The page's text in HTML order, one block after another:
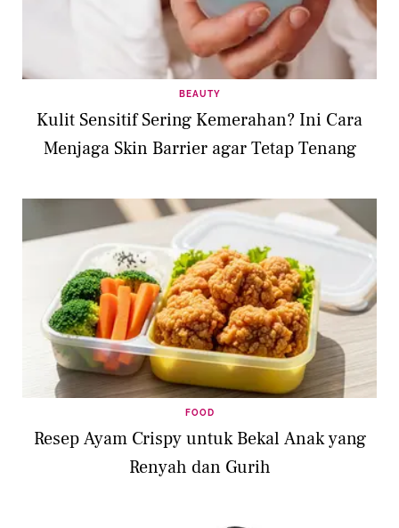
BEAUTY
Kulit Sensitif Sering Kemerahan? Ini Cara
Menjaga Skin Barrier agar Tetap Tenang
FOOD
Resep Ayam Crispy untuk Bekal Anak yang
Renyah dan Gurih